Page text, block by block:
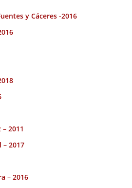
y Cáceres -2016
2011
2017
– 2016